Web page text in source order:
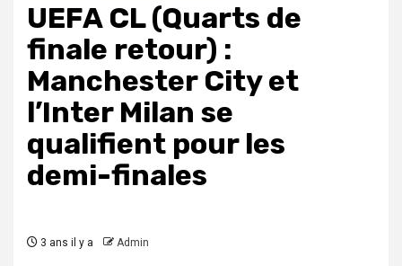
UEFA CL (Quarts de
finale retour) :
Manchester City et
l’Inter Milan se
qualifient pour les
demi-finales
3 ans il y a Admin